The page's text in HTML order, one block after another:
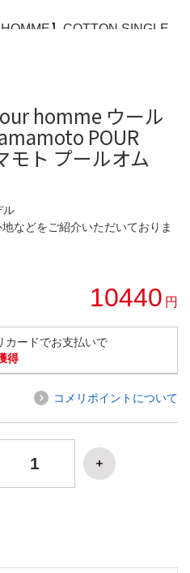
homme ウール
POUR
モト プールオム
ル
などをご紹介いただいておりま
10440 円
カードでお支払いで
得
コメリポイントについて